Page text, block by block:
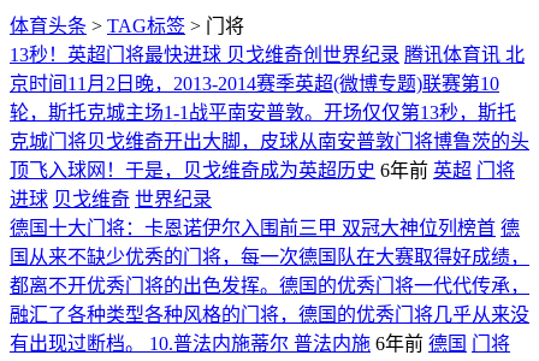
体育头条 > TAG标签 > 门将
13秒！英超门将最快进球 贝戈维奇创世界纪录 腾讯体育讯 北
京时间11月2日晚，2013-2014赛季英超(微博专题)联赛第10
轮，斯托克城主场1-1战平南安普敦。开场仅仅第13秒，斯托
克城门将贝戈维奇开出大脚，皮球从南安普敦门将博鲁茨的头
顶飞入球网！于是，贝戈维奇成为英超历史 6年前 英超 门将
进球 贝戈维奇 世界纪录
德国十大门将：卡恩诺伊尔入围前三甲 双冠大神位列榜首 德
国从来不缺少优秀的门将，每一次德国队在大赛取得好成绩，
都离不开优秀门将的出色发挥。德国的优秀门将一代代传承，
融汇了各种类型各种风格的门将，德国的优秀门将几乎从来没
有出现过断档。 10.普法内施蒂尔 普法内施 6年前 德国 门将